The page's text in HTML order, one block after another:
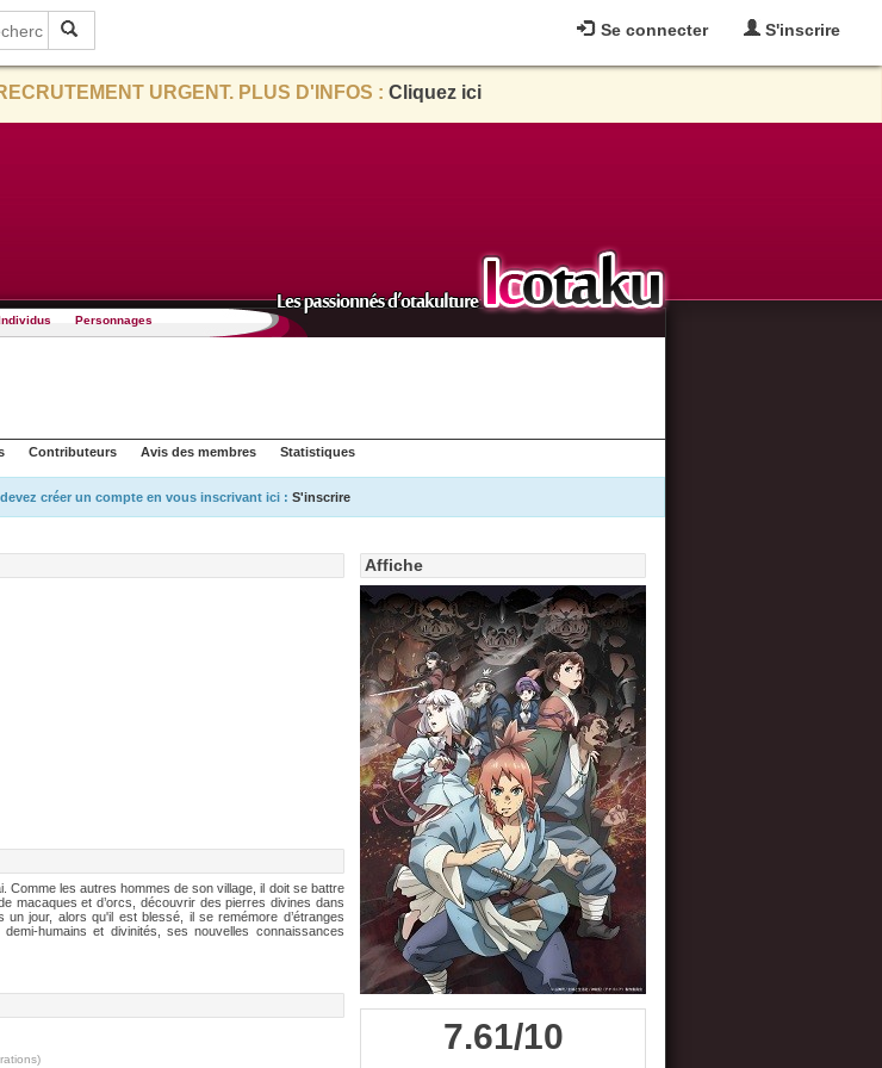
Se connecter S'inscrire
URGENT. PLUS D'INFOS : Cliquez ici
Personnages
Contributeurs Avis des membres Statistiques
créer un compte en vous inscrivant ici : S'inscrire
Affiche
7.61/10
Comme les autres hommes de son village, il doit se battre
macaques et d’orcs, découvrir des pierres divines dans
jour, alors qu'il est blessé, il se remémore d’étranges
humains et divinités, ses nouvelles connaissances